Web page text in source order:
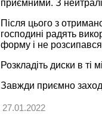
приємними. З
Після цього з
господині радять
форму і не
Розкладіть диски в ті
Завжди приємно
27.01.2022